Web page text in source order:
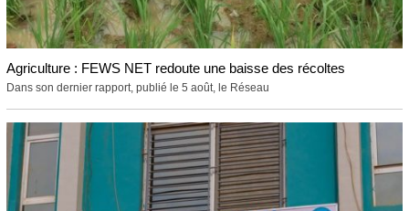
Agriculture : FEWS NET redoute une baisse des récoltes
Dans son dernier rapport, publié le 5 août, le Réseau